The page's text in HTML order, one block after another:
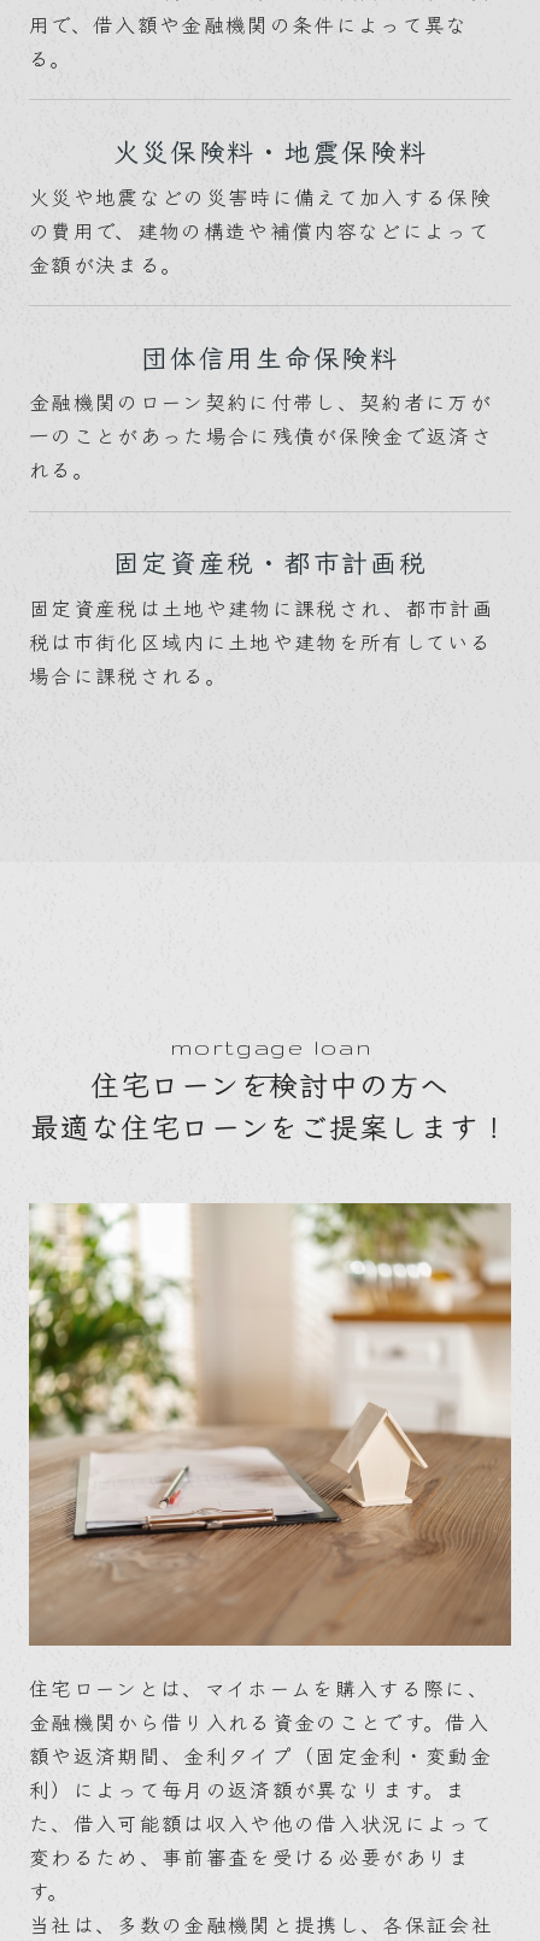
用で、借入額や金融機関の条件によって異な
る。
火災保険料・地震保険料
火災や地震などの災害時に備えて加入する保険
の費用で、建物の構造や補償内容などによって
金額が決まる。
団体信用生命保険料
金融機関のローン契約に付帯し、契約者に万が
一のことがあった場合に残債が保険金で返済さ
れる。
固定資産税・都市計画税
固定資産税は土地や建物に課税され、都市計画
税は市街化区域内に土地や建物を所有している
場合に課税される。
mortgage loan
住宅ローンを検討中の方へ
最適な住宅ローンをご提案します！
住宅ローンとは、マイホームを購入する際に、
金融機関から借り入れる資金のことです。借入
額や返済期間、金利タイプ（固定金利・変動金
利）によって毎月の返済額が異なります。ま
た、借入可能額は収入や他の借入状況によって
変わるため、事前審査を受ける必要がありま
す。
当社は、多数の金融機関と提携し、各保証会社